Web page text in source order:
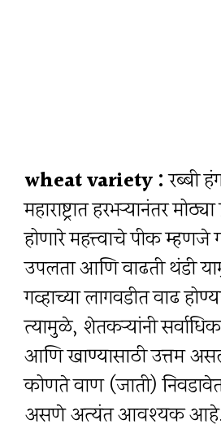
wheat variety :रब्बी
महाराष्ट्रात हरभऱ्यानंतर
होणारे महत्त्वाचे पीक म्हणजे
उपलब्धता आणि वाढती थंडी
गव्हाच्या लागवडीत वाढ
त्यामुळे, शेतकऱ्यांनी
आणि खाण्यासाठी उत्तम
कोणते वाण (जाती)
असणे अत्यंत आवश्यक आहे.